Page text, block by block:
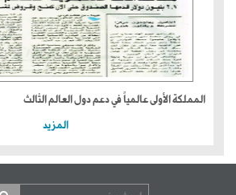
المملكة الأولى عالمياً في دعم دول العالم الثالث
المزيد